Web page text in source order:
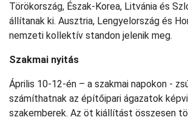
Törökország, Észak-Korea, Litvánia és
állítanak ki. Ausztria, Lengyelország és
nemzeti kollektív standon jelenik meg.
Szakmai nyitás
Április 10-12-én – a szakmai napokon -
számíthatnak az építőipari ágazatok
szakemberek. Az öt kiállítást összesen